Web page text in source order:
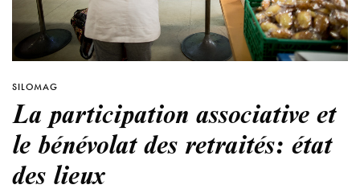
SILOMAG
La participation associative et
le bénévolat des retraités: état
des lieux